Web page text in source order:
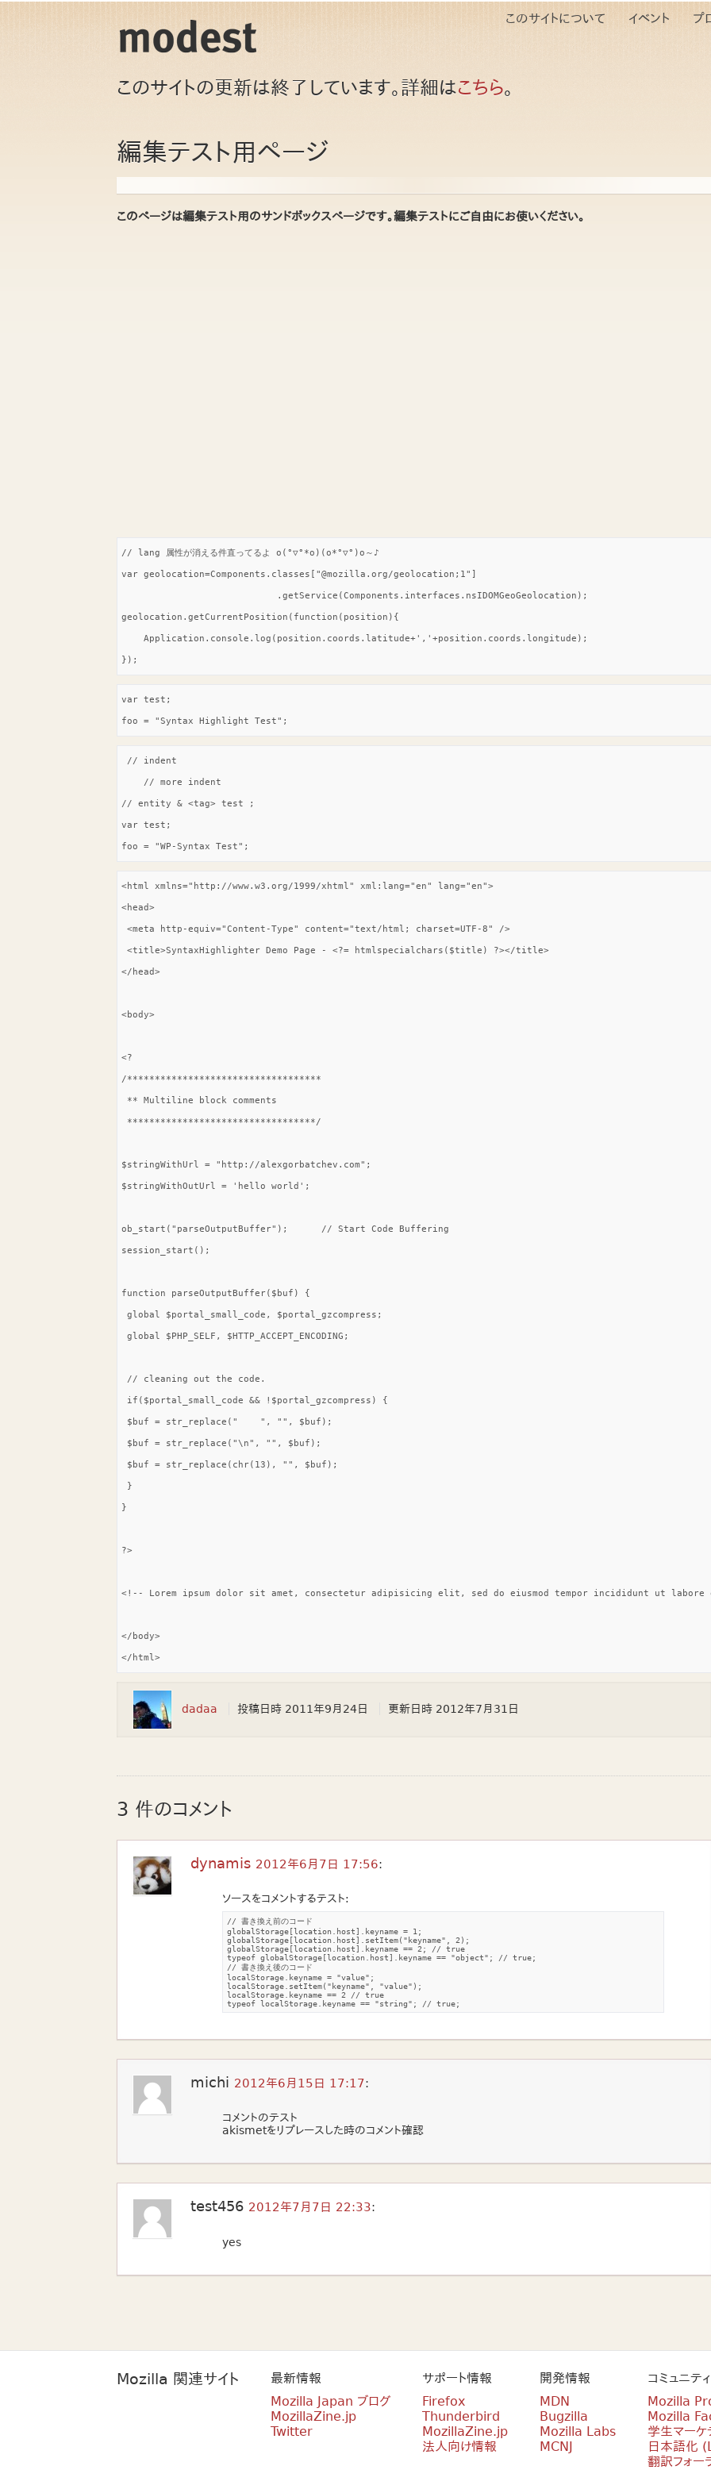
このサイトについて イベント プ
このサイトの更新は終了しています。詳細はこちら。
編集テスト用ページ
このページは編集テスト用のサンドボックスページです。編集テストにご自由にお使いください。
// lang 属性が消える件直ってるよ o(°▽°*o)(o*°▽°)o～♪
var geolocation=Components.classes["@mozilla.org/geolocation;1"]
                            .getService(Components.interfaces.nsIDOMGeoGeolocation);
geolocation.getCurrentPosition(function(position){
    Application.console.log(position.coords.latitude+','+position.coords.longitude);
});
var test;
foo = "Syntax Highlight Test";
// indent
    // more indent
// entity & <tag> test ;
var test;
foo = "WP-Syntax Test";
<html xmlns="http://www.w3.org/1999/xhtml" xml:lang="en" lang="en">
<head>
<meta http-equiv="Content-Type" content="text/html; charset=UTF-8" />
<title>SyntaxHighlighter Demo Page - <?= htmlspecialchars($title) ?></title>
</head>
<body>
<?
/***********************************
** Multiline block comments
**********************************/
$stringWithUrl = "http://alexgorbatchev.com";
$stringWithOutUrl = 'hello world';
ob_start("parseOutputBuffer");      // Start Code Buffering
session_start();
function parseOutputBuffer($buf) {
global $portal_small_code, $portal_gzcompress;
global $PHP_SELF, $HTTP_ACCEPT_ENCODING;
// cleaning out the code.
if($portal_small_code && !$portal_gzcompress) {
$buf = str_replace("    ", "", $buf);
$buf = str_replace("\n", "", $buf);
$buf = str_replace(chr(13), "", $buf);
}
}
?>
<!-- Lorem ipsum dolor sit amet, consectetur adipisicing elit, sed do eiusmod tempor incididunt ut
</body>
</html>
dadaa 投稿日時 2011年9月24日 更新日時 2012年7月31日
3 件のコメント
dynamis 2012年6月7日 17:56:
ソースをコメントするテスト:
// 書き換え前のコード
globalStorage[location.host].keyname = 1;
globalStorage[location.host].setItem("keyname", 2);
globalStorage[location.host].keyname == 2; // true
typeof globalStorage[location.host].keyname == "object"; // true;
// 書き換え後のコード
localStorage.keyname = "value";
localStorage.setItem("keyname", "value");
localStorage.keyname == 2 // true
typeof localStorage.keyname == "string"; // true;
michi 2012年6月15日 17:17:
コメントのテスト
akismetをリプレースした時のコメント確認
test456 2012年7月7日 22:33:
yes
Mozilla 関連サイト
最新情報
Mozilla Japan ブログ
MozillaZine.jp
Twitter
サポート情報
Firefox
Thunderbird
MozillaZine.jp
法人向け情報
開発情報
MDN
Bugzilla
Mozilla Labs
MCNJ
コミュニティ
Mozilla
Mozilla
学生マーケ
日本語化
翻訳フォー